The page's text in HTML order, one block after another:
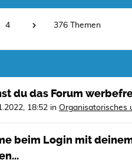
4 376 Themen
du das Forum
18:52 in Organisatorisches
beim Login mit